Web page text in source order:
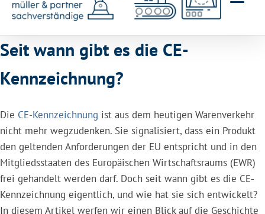
Seit wann gibt es die CE-
Kennzeichnung?
Die CE-Kennzeichnung ist aus dem heutigen Warenverkehr
nicht mehr wegzudenken. Sie signalisiert, dass ein Produkt
den geltenden Anforderungen der EU entspricht und in den
Mitgliedsstaaten des Europäischen Wirtschaftsraums (EWR)
frei gehandelt werden darf. Doch seit wann gibt es die CE-
Kennzeichnung eigentlich, und wie hat sie sich entwickelt?
In diesem Artikel werfen wir einen Blick auf die Geschichte